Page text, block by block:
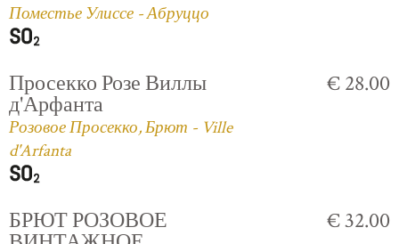
Поместье Улиссе - Абруццо
Просекко Розе Виллы
д'Арфанта
Розовое Просекко, Брют - Ville
d'Arfanta
€ 28.00
БРЮТ РОЗОВОЕ € 32.00